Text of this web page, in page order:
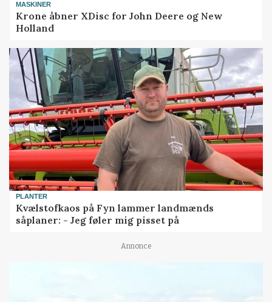
MASKINER
Krone åbner XDisc for John Deere og New
Holland
PLANTER
Kvælstofkaos på Fyn lammer landmænds
såplaner: - Jeg føler mig pisset på
Annonce